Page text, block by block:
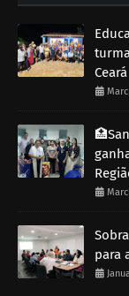
Ceará
para